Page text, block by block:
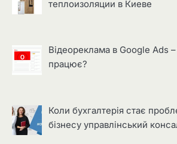
теплоизоляции в Киеве
Відеореклама в Google Ads
працює?
Коли бухгалтерія стає
бізнесу управлінський